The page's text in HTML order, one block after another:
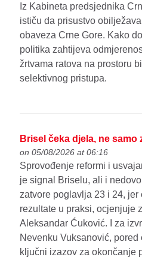
Iz Kabineta predsjednika
ističu da prisustvo
obaveza Crne Gore. Kako
politika zahtijeva
žrtvama ratova na prostoru
selektivnog pristupa.
Brisel čeka djela, ne samo
on 05/08/2026 at 06:16
Sprovođenje reformi i
je signal Briselu, ali i
zatvore poglavlja 23 i 24,
rezultate u praksi, ocjenjuje
Aleksandar Ćuković. I za
Nevenku Vuksanović, pored
ključni izazov za okončanje